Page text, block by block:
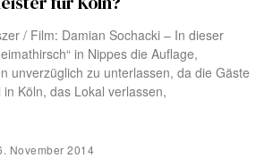
/ Film: Damian Sochacki – In dieser
in Nippes die Auflage,
unverzüglich zu unterlassen, da die Gäste
Köln, das Lokal verlassen,
November 2014